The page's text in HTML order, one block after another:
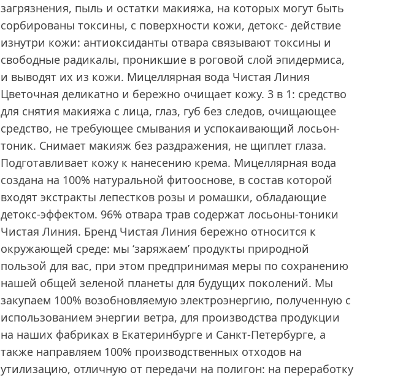
загрязнения, пыль и остатки макияжа, на которых могут быть
сорбированы токсины, с поверхности кожи, детокс- действие
изнутри кожи: антиоксиданты отвара связывают токсины и
свободные радикалы, проникшие в роговой слой эпидермиса,
и выводят их из кожи. Мицеллярная вода Чистая Линия
Цветочная деликатно и бережно очищает кожу. 3 в 1: средство
для снятия макияжа с лица, глаз, губ без следов, очищающее
средство, не требующее смывания и успокаивающий лосьон-
тоник. Снимает макияж без раздражения, не щиплет глаза.
Подготавливает кожу к нанесению крема. Мицеллярная вода
создана на 100% натуральной фитооснове, в состав которой
входят экстракты лепестков розы и ромашки, обладающие
детокс-эффектом. 96% отвара трав содержат лосьоны-тоники
Чистая Линия. Бренд Чистая Линия бережно относится к
окружающей среде: мы ‘заряжаем’ продукты природной
пользой для вас, при этом предпринимая меры по сохранению
нашей общей зеленой планеты для будущих поколений. Мы
закупаем 100% возобновляемую электроэнергию, полученную с
использованием энергии ветра, для производства продукции
на наших фабриках в Екатеринбурге и Санкт-Петербурге, а
также направляем 100% производственных отходов на
утилизацию, отличную от передачи на полигон: на переработку